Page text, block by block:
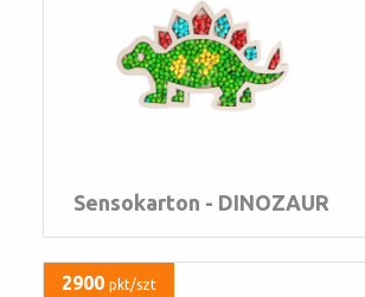
Sensokarton - DINOZAUR
2900 pkt/szt